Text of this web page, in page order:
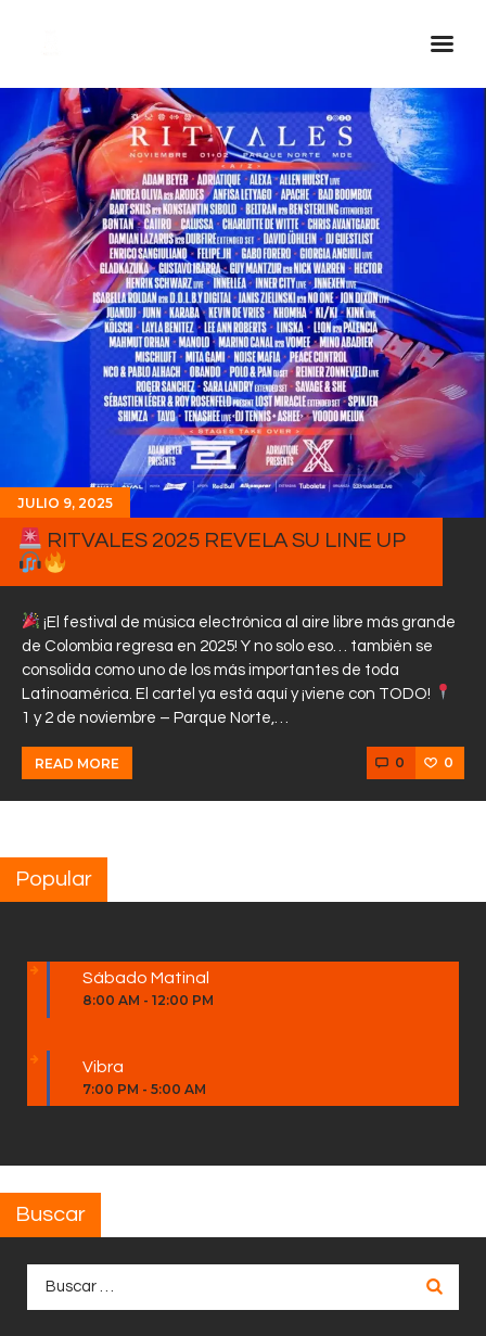
Inicio Real FM
Streaming
En Vivo
Descarga La APP
Programas
Noticias
Equipo
Sobre Nosotros
Contactos
JULIO 9, 2025
RITVALES 2025 REVELA SU LINE UP
¡El festival de música electrónica al aire libre más grande
de Colombia regresa en 2025! Y no solo eso… también se
consolida como uno de los más importantes de toda
Latinoamérica. El cartel ya está aquí y ¡viene con TODO!
1 y 2 de noviembre – Parque Norte,…
READ MORE 0 0
Popular
Sábado Matinal
8:00 AM - 12:00 PM
Vibra
7:00 PM - 5:00 AM
Buscar